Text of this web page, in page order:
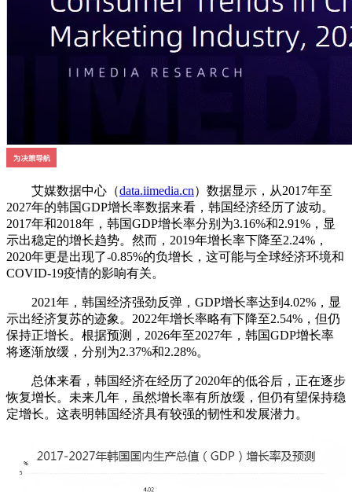
艾媒数据中心（data.iimedia.cn）数据显示，从2017年至
2027年的韩国GDP增长率数据来看，韩国经济经历了波动。
2017年和2018年，韩国GDP增长率分别为3.16%和2.91%，显
示出稳定的增长趋势。然而，2019年增长率下降至2.24%，
2020年更是出现了-0.85%的负增长，这可能与全球经济环境和
COVID-19疫情的影响有关。
2021年，韩国经济强劲反弹，GDP增长率达到4.02%，显
示出经济复苏的迹象。2022年增长率略有下降至2.54%，但仍
保持正增长。根据预测，2026年至2027年，韩国GDP增长率
将逐渐放缓，分别为2.37%和2.28%。
总体来看，韩国经济在经历了2020年的低谷后，正在逐步
恢复增长。未来几年，虽然增长率有所放缓，但仍有望保持稳
定增长。这表明韩国经济具有较强的韧性和发展潜力。